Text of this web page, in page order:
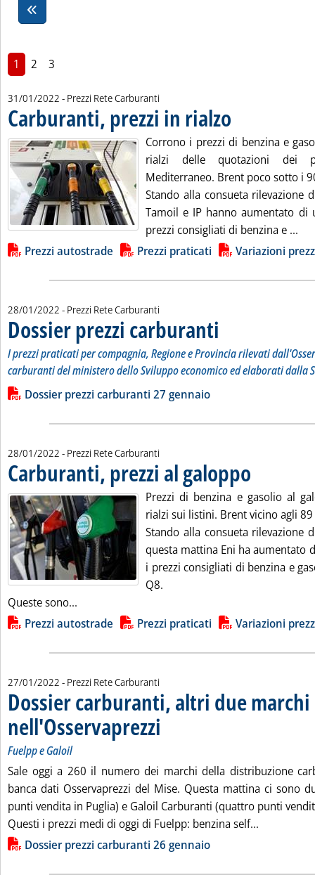
1 2 3
31/01/2022 - Prezzi Rete Carburanti
Carburanti, prezzi in rialzo
Corrono i prezzi di benzina e
rialzi delle quotazioni dei
Mediterraneo. Brent poco sotto i
Stando alla consueta rilevazione
Tamoil e IP hanno aumentato
prezzi consigliati di benzina e ...
Lista allegati PDF alla notizia
Prezzi autostrade Prezzi praticati Variazioni
28/01/2022 - Prezzi Rete Carburanti
Dossier prezzi carburanti
I prezzi praticati per compagnia, Regione e Provincia rilevati
carburanti del ministero dello Sviluppo economico ed elaborati dalla
Leggi tutta la notizia: 'Dossier prezzi carburanti'
Lista allegati PDF alla notizia
Dossier prezzi carburanti 27 gennaio
28/01/2022 - Prezzi Rete Carburanti
Carburanti, prezzi al galoppo
Prezzi di benzina e gasolio al
rialzi sui listini. Brent vicino agli
Stando alla consueta rilevazione
questa mattina Eni ha aumentato
i prezzi consigliati di benzina e
Q8.
Queste sono...
Lista allegati PDF alla notizia
Prezzi autostrade Prezzi praticati Variazioni
27/01/2022 - Prezzi Rete Carburanti
Dossier carburanti, altri due marchi
nell'Osservaprezzi
Fuelpp e Galoil
Sale oggi a 260 il numero dei marchi della distribuzione
banca dati Osservaprezzi del Mise. Questa mattina ci sono
punti vendita in Puglia) e Galoil Carburanti (quattro punti
Questi i prezzi medi di oggi di Fuelpp: benzina self...
Lista allegati PDF alla notizia
Dossier prezzi carburanti 26 gennaio